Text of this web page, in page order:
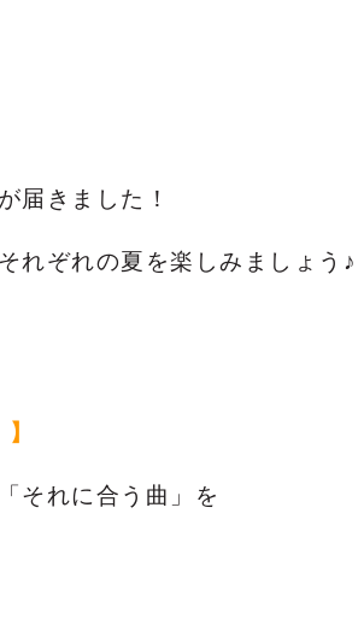
届きました！
れぞれの夏を楽しみましょう♪
「それに合う曲」を